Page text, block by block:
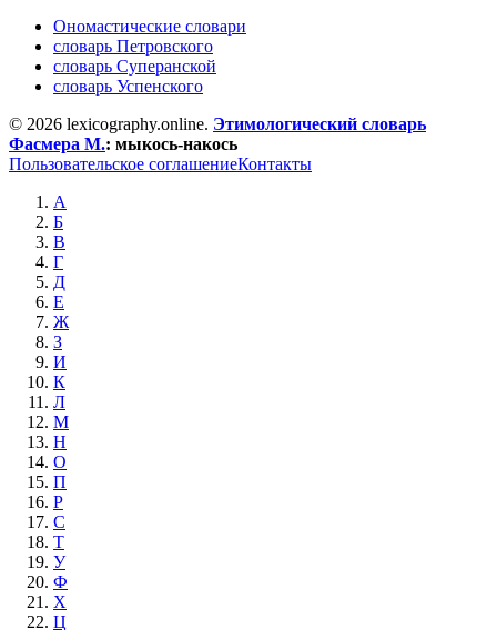
Ономастические словари
словарь Петровского
словарь Суперанской
словарь Успенского
© 2026 lexicography.online. Этимологический словарь
Фасмера М.: мыкось-накось
Пользовательское соглашениеКонтакты
А
Б
В
Г
Д
Е
Ж
З
И
К
Л
М
Н
О
П
Р
С
Т
У
Ф
Х
Ц